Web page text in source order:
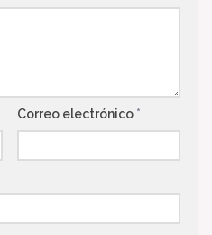
Correo electrónico *